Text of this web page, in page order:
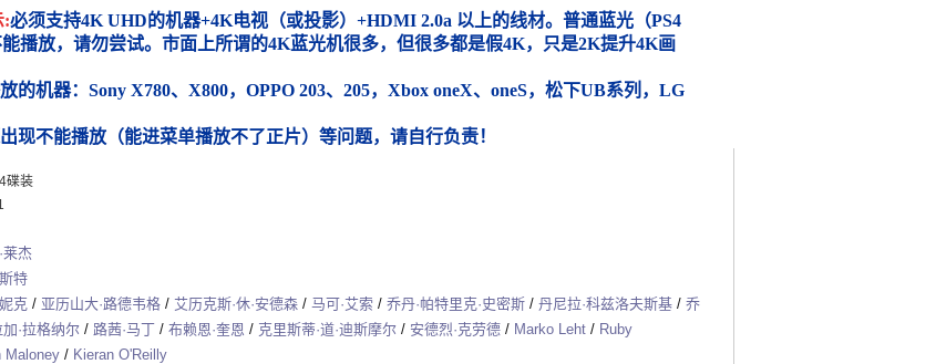
:必须支持4K UHD的机器+4K电视（或投影）+HDMI 2.0a 以上的线材。普通蓝光（PS4
播放，请勿尝试。市面上所谓的4K蓝光机很多，但很多都是假4K，只是2K提升4K画
的机器：Sony X780、X800，OPPO 203、205，Xbox oneX、oneS，松下UB系列，LG
现不能播放（能进菜单播放不了正片）等问题，请自行负责！
碟装
莱杰
特
克 / 亚历山大·路德韦格 / 艾历克斯·休·安德森 / 马可·艾索 / 乔丹·帕特里克·史密斯 / 丹尼拉·科兹洛夫斯基 / 乔
加·拉格纳尔 / 路茜·马丁 / 布赖恩·奎恩 / 克里斯蒂·道·迪斯摩尔 / 安德烈·克劳德 / Marko Leht / Ruby
Maloney / Kieran O'Reilly